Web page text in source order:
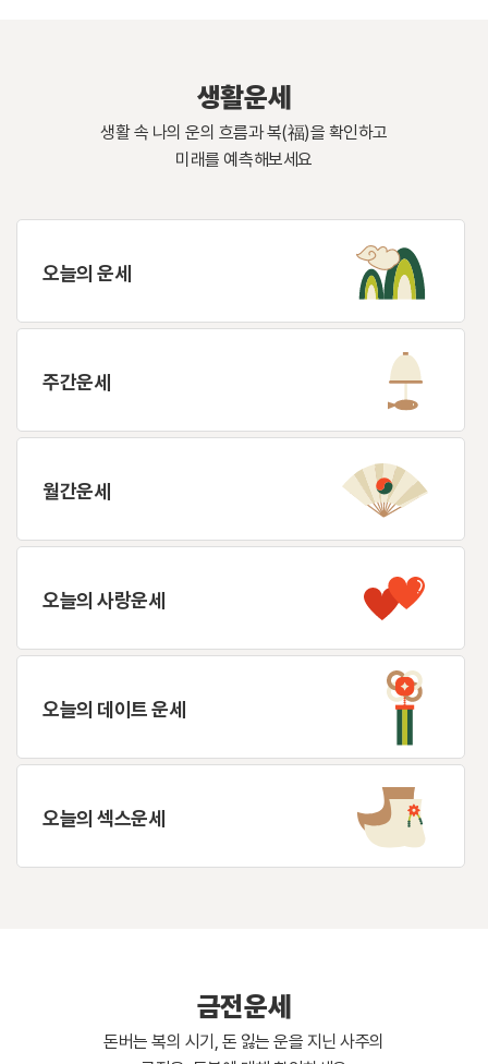
생활운세
생활 속 나의 운의 흐름과 복(福)을 확인하고
미래를 예측해보세요
오늘의 운세
주간운세
월간운세
오늘의 사랑운세
오늘의 데이트 운세
오늘의 섹스운세
금전운세
돈버는 복의 시기, 돈 잃는 운을 지닌 사주의